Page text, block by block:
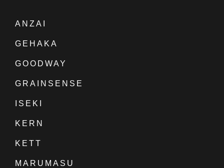
ANZAI
GEHAKA
GOODWAY
GRAINSENSE
ISEKI
KERN
KETT
MARUMASU